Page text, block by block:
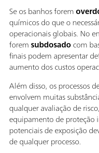
Se os banhos forem
químicos do que o
operacionais globais. No
foremsubdosadocom
finais podem apresentar
aumento dos custos
Além disso, os processos
envolvem muitas
qualquer avaliação de
equipamento de proteção
potenciais de exposição
de qualquer processo.